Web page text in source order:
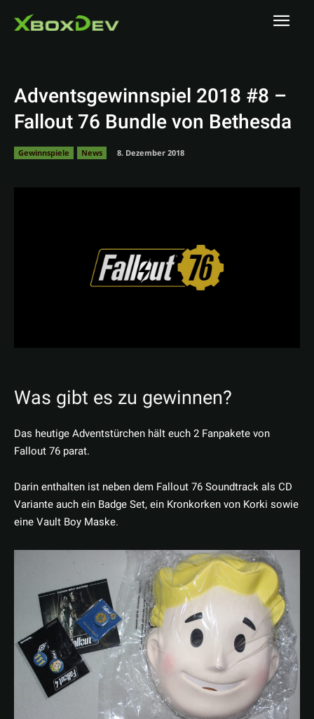
Adventsgewinnspiel 2018 #8 –
Fallout 76 Bundle von Bethesda
Gewinnspiele News 8. Dezember 2018
Was gibt es zu gewinnen?
Das heutige Adventstürchen hält euch 2 Fanpakete von
Fallout 76 parat.
Darin enthalten ist neben dem Fallout 76 Soundtrack als CD
Variante auch ein Badge Set, ein Kronkorken von Korki sowie
eine Vault Boy Maske.